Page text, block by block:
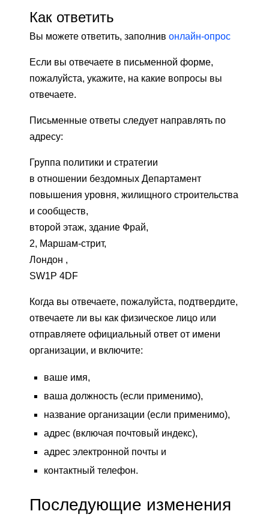
Как ответить
Вы можете ответить, заполнив онлайн-опрос
Если вы отвечаете в письменной форме,
пожалуйста, укажите, на какие вопросы вы
отвечаете.
Письменные ответы следует направлять по
адресу:
Группа политики и стратегии
в отношении бездомных Департамент
повышения уровня, жилищного строительства
и сообществ,
второй этаж, здание Фрай,
2, Маршам-стрит,
Лондон ,
SW1P 4DF
Когда вы отвечаете, пожалуйста, подтвердите,
отвечаете ли вы как физическое лицо или
отправляете официальный ответ от имени
организации, и включите:
ваше имя,
ваша должность (если применимо),
название организации (если применимо),
адрес (включая почтовый индекс),
адрес электронной почты и
контактный телефон.
Последующие изменения